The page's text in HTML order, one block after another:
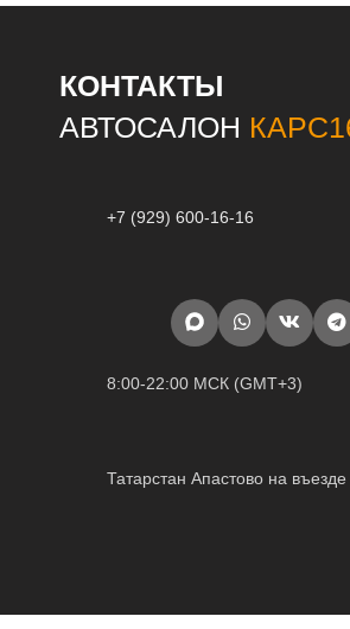
КОНТАКТЫ
АВТОСАЛОН
+7 (929) 600-16-16
8:00-22:00 МСК (GMT+3)
Татарстан Апастово на въезде